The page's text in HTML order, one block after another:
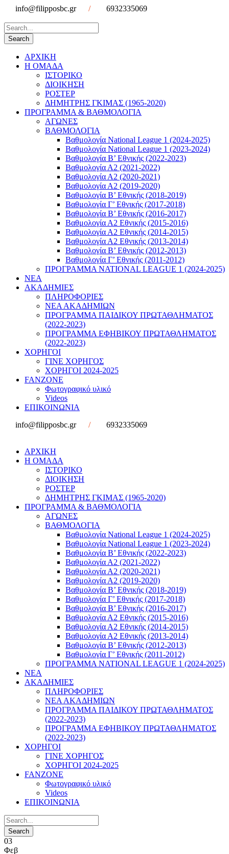
info@filipposbc.gr / 6932335069
ΑΡΧΙΚΗ
Η ΟΜΑΔΑ
ΙΣΤΟΡΙΚΟ
ΔΙΟΙΚΗΣΗ
ΡΟΣΤΕΡ
ΔΗΜΗΤΡΗΣ ΓΚΙΜΑΣ (1965-2020)
ΠΡΟΓΡΑΜΜΑ & ΒΑΘΜΟΛΟΓΙΑ
ΑΓΩΝΕΣ
ΒΑΘΜΟΛΟΓΙΑ
Βαθμολογία National League 1 (2024-2025)
Βαθμολογία National League 1 (2023-2024)
Βαθμολογία Β’ Εθνικής (2022-2023)
Βαθμολογία Α2 (2021-2022)
Βαθμολογία Α2 (2020-2021)
Βαθμολογία Α2 (2019-2020)
Βαθμολογία B’ Εθνικής (2018-2019)
Βαθμολογία Γ’ Εθνικής (2017-2018)
Βαθμολογία Β’ Εθνικής (2016-2017)
Βαθμολογία Α2 Εθνικής (2015-2016)
Βαθμολογία Α2 Εθνικής (2014-2015)
Βαθμολογία Α2 Εθνικής (2013-2014)
Βαθμολογία Β’ Εθνικής (2012-2013)
Βαθμολογία Γ’ Εθνικής (2011-2012)
ΠΡΟΓΡΑΜΜΑ NATIONAL LEAGUE 1 (2024-2025)
ΝΕΑ
ΑΚΑΔΗΜΙΕΣ
ΠΛΗΡΟΦΟΡΙΕΣ
ΝΕΑ ΑΚΑΔΗΜΙΩΝ
ΠΡΟΓΡΑΜΜΑ ΠΑΙΔΙΚΟΥ ΠΡΩΤΑΘΛΗΜΑΤΟΣ
(2022-2023)
ΠΡΟΓΡΑΜΜΑ ΕΦΗΒΙΚΟΥ ΠΡΩΤΑΘΛΗΜΑΤΟΣ
(2022-2023)
ΧΟΡΗΓΟΙ
ΓΙΝΕ ΧΟΡΗΓΟΣ
ΧΟΡΗΓΟΙ 2024-2025
FANZONE
Φωτογραφικό υλικό
Videos
ΕΠΙΚΟΙΝΩΝΙΑ
info@filipposbc.gr
/ 6932335069
ΑΡΧΙΚΗ
Η ΟΜΑΔΑ
ΙΣΤΟΡΙΚΟ
ΔΙΟΙΚΗΣΗ
ΡΟΣΤΕΡ
ΔΗΜΗΤΡΗΣ ΓΚΙΜΑΣ (1965-2020)
ΠΡΟΓΡΑΜΜΑ & ΒΑΘΜΟΛΟΓΙΑ
ΑΓΩΝΕΣ
ΒΑΘΜΟΛΟΓΙΑ
Βαθμολογία National League 1 (2024-2025)
Βαθμολογία National League 1 (2023-2024)
Βαθμολογία Β’ Εθνικής (2022-2023)
Βαθμολογία Α2 (2021-2022)
Βαθμολογία Α2 (2020-2021)
Βαθμολογία Α2 (2019-2020)
Βαθμολογία B’ Εθνικής (2018-2019)
Βαθμολογία Γ’ Εθνικής (2017-2018)
Βαθμολογία Β’ Εθνικής (2016-2017)
Βαθμολογία Α2 Εθνικής (2015-2016)
Βαθμολογία Α2 Εθνικής (2014-2015)
Βαθμολογία Α2 Εθνικής (2013-2014)
Βαθμολογία Β’ Εθνικής (2012-2013)
Βαθμολογία Γ’ Εθνικής (2011-2012)
ΠΡΟΓΡΑΜΜΑ NATIONAL LEAGUE 1 (2024-2025)
ΝΕΑ
ΑΚΑΔΗΜΙΕΣ
ΠΛΗΡΟΦΟΡΙΕΣ
ΝΕΑ ΑΚΑΔΗΜΙΩΝ
ΠΡΟΓΡΑΜΜΑ ΠΑΙΔΙΚΟΥ ΠΡΩΤΑΘΛΗΜΑΤΟΣ
(2022-2023)
ΠΡΟΓΡΑΜΜΑ ΕΦΗΒΙΚΟΥ ΠΡΩΤΑΘΛΗΜΑΤΟΣ
(2022-2023)
ΧΟΡΗΓΟΙ
ΓΙΝΕ ΧΟΡΗΓΟΣ
ΧΟΡΗΓΟΙ 2024-2025
FANZONE
Φωτογραφικό υλικό
Videos
ΕΠΙΚΟΙΝΩΝΙΑ
03
Φεβ